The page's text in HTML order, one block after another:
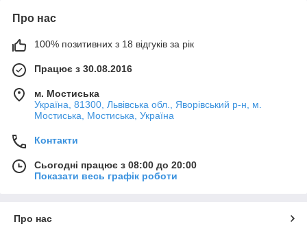
Про нас
100% позитивних з 18 відгуків за рік
Працює з 30.08.2016
м. Мостиська
Україна, 81300, Львівська обл., Яворівський р-н, м.
Мостиська, Мостиська, Україна
Контакти
Сьогодні працює з 08:00 до 20:00
Показати весь графік роботи
Про нас